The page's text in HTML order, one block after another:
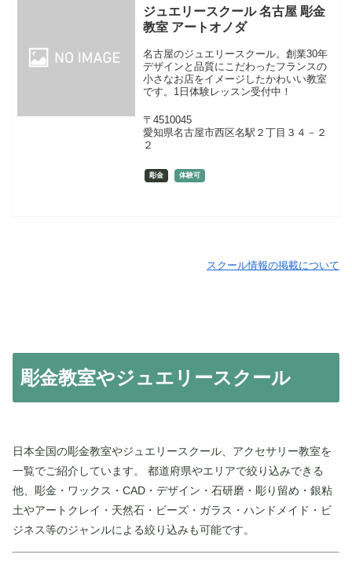
ジュエリースクール 名古屋 彫金
教室 アートオノダ
名古屋のジュエリースクール。創業30年
デザインと品質にこだわったフランスの
小さなお店をイメージしたかわいい教室
です。1日体験レッスン受付中！
〒4510045
愛知県名古屋市西区名駅２丁目３４－２
２
彫金 体験可
スクール情報の掲載について
彫金教室やジュエリースクール
日本全国の彫金教室やジュエリースクール、アクセサリー教室を
一覧でご紹介しています。 都道府県やエリアで絞り込みできる
他、彫金・ワックス・CAD・デザイン・石研磨・彫り留め・銀粘
土やアートクレイ・天然石・ビーズ・ガラス・ハンドメイド・ビ
ジネス等のジャンルによる絞り込みも可能です。